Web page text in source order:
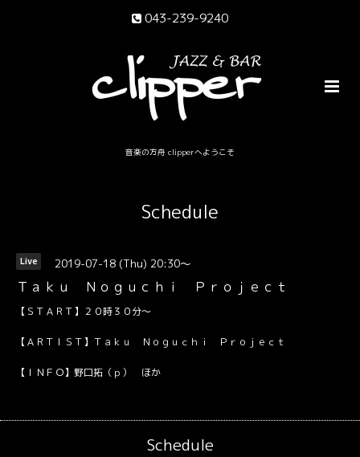
043-239-9240
音楽の方舟 clipperへようこそ
Schedule
Live 2019-07-18 (Thu) 20:30～
Ｔａｋｕ Ｎｏｇｕｃｈｉ Ｐｒｏｊｅｃｔ
【ＳＴＡＲＴ】２０時３０分～
【ＡＲＴＩＳＴ】Ｔａｋｕ Ｎｏｇｕｃｈｉ Ｐｒｏｊｅｃｔ
【ＩＮＦＯ】野口拓（ｐ） ほか
Schedule